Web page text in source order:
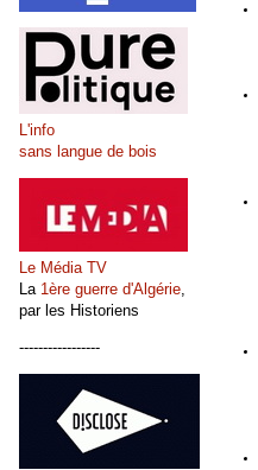
L'info
sans langue de bois
Le Média TV
La 1ère guerre d'Algérie
par les Historiens
-----------------